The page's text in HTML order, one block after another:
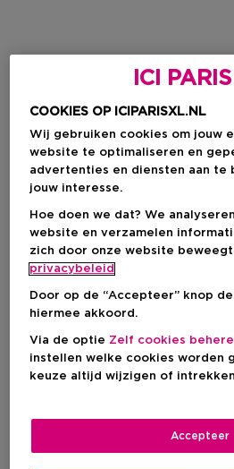
ICI
COOKIES OP ICIPARISXL.NL
Wij gebruiken cookies om jouw
website te optimaliseren en
advertenties en diensten aan te
jouw interesse.
Hoe doen we dat? We
website en verzamelen
zich door onze website
privacybeleid
Door op de “Accepteer” knop
hiermee akkoord.
Via de optie Zelf cookies
instellen welke cookies worden
keuze altijd wijzigen of
Accepteer